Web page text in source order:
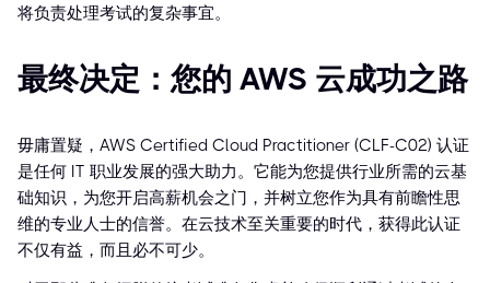
将负责处理考试的复杂事宜。
最终决定：您的 AWS 云成功之路
毋庸置疑，AWS Certified Cloud Practitioner (CLF-C02) 认证
是任何 IT 职业发展的强大助力。它能为您提供行业所需的云基
础知识，为您开启高薪机会之门，并树立您作为具有前瞻性思
维的专业人士的信誉。在云技术至关重要的时代，获得此认证
不仅有益，而且必不可少。